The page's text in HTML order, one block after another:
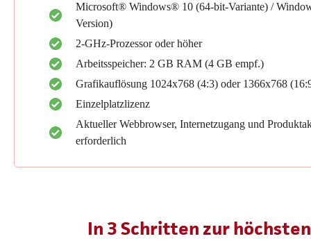
Microsoft® Windows® 10 (64-bit-Variante) /
Version)
2-GHz-Prozessor oder höher
Arbeitsspeicher: 2 GB RAM (4 GB empf.)
Grafikauflösung 1024x768 (4:3) oder 1366x768
Einzelplatzlizenz
Aktueller Webbrowser, Internetzugang und
erforderlich
In 3 Schritten zur höchsten